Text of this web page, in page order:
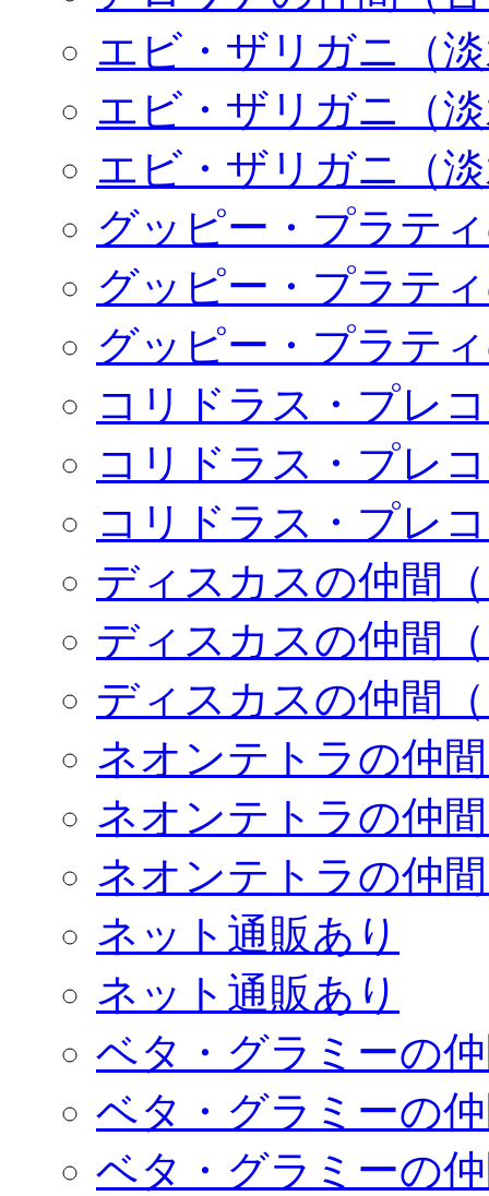
エビ・ザリガニ（
エビ・ザリガニ（
エビ・ザリガニ（
グッピー・プラテ
グッピー・プラテ
グッピー・プラテ
コリドラス・プレ
コリドラス・プレ
コリドラス・プレ
ディスカスの仲間
ディスカスの仲間
ディスカスの仲間
ネオンテトラの仲
ネオンテトラの仲
ネオンテトラの仲
ネット通販あり
ネット通販あり
ベタ・グラミーの
ベタ・グラミーの
ベタ・グラミーの